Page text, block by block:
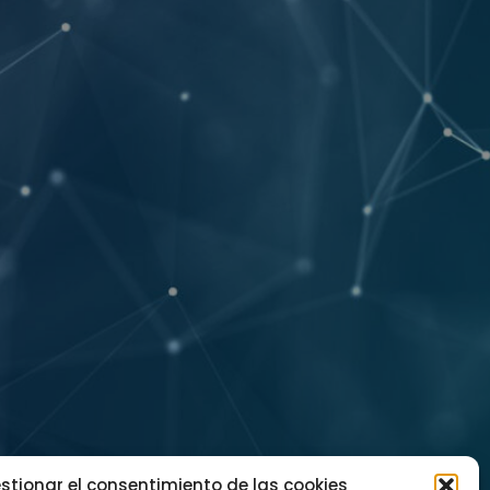
el consentimiento de las cookies